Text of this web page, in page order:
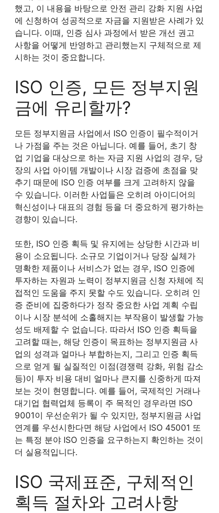
했고, 이 내용을 바탕으로 안전 관리 강화 지원 사업
에 신청하여 성공적으로 자금을 지원받은 사례가 있
습니다. 이때, 인증 심사 과정에서 받은 개선 권고
사항을 어떻게 반영하고 관리했는지 구체적으로 제
시하는 것이 중요합니다.
ISO 인증, 모든 정부지원
금에 유리할까?
모든 정부지원금 사업에서 ISO 인증이 필수적이거
나 가점을 주는 것은 아닙니다. 예를 들어, 초기 창
업 기업을 대상으로 하는 자금 지원 사업의 경우, 당
장의 사업 아이템 개발이나 시장 검증에 초점을 맞
추기 때문에 ISO 인증 여부를 크게 고려하지 않을
수 있습니다. 이러한 사업들은 오히려 아이디어의
혁신성이나 대표의 경험 등을 더 중요하게 평가하는
경향이 있습니다.
또한, ISO 인증 획득 및 유지에는 상당한 시간과 비
용이 소요됩니다. 소규모 기업이거나 당장 실체가
명확한 제품이나 서비스가 없는 경우, ISO 인증에
투자하는 자원과 노력이 정부지원금 신청 자체에 직
접적인 도움을 주지 못할 수도 있습니다. 오히려 인
증 준비에 집중하다가 정작 중요한 사업 계획 수립
이나 시장 분석에 소홀해지는 부작용이 발생할 가능
성도 배제할 수 없습니다. 따라서 ISO 인증 획득을
고려할 때는, 해당 인증이 목표하는 정부지원금 사
업의 성격과 얼마나 부합하는지, 그리고 인증 획득
으로 얻게 될 실질적인 이점(경쟁력 강화, 위험 감소
등)이 투자 비용 대비 얼마나 큰지를 신중하게 따져
보는 것이 현명합니다. 예를 들어, 국제적인 거래나
대기업 협력업체 등록이 주 목적인 경우라면 ISO
9001이 우선순위가 될 수 있지만, 정부지원금 사업
연계를 우선시한다면 해당 사업에서 ISO 45001 또
는 특정 분야 ISO 인증을 요구하는지 확인하는 것이
더 실용적입니다.
ISO 국제표준, 구체적인
획득 절차와 고려사항